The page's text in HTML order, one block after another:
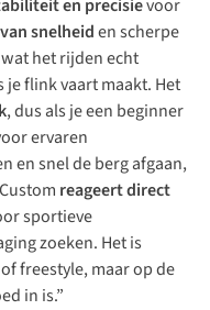
en precisievoor
snelheiden scherpe
het rijden echt
je flink vaart maakt. Het
, dus als je een beginner
ervaren
en snel de berg afgaan,
reageert direct
sportieve
zoeken. Het is
freestyle, maar op de
in is.”